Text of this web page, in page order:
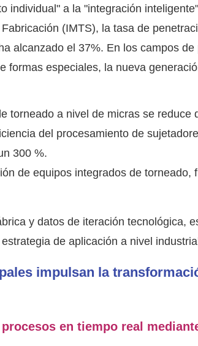
individual" a la "integración
(IMTS), la tasa de
alcanzado el 37%. En los campos
formas especiales, la nueva
torneado a nivel de micras se reduce
del procesamiento de
300 %.
de equipos integrados de torneado,
y datos de iteración tecnológica,
de aplicación a nivel
impulsan la
en tiempo real